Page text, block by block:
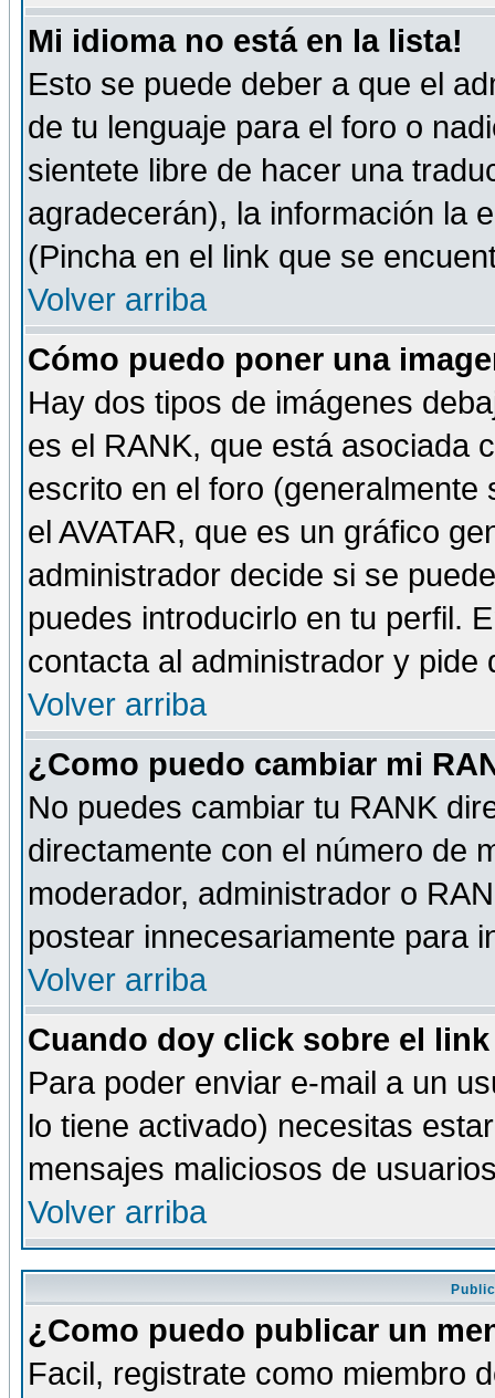
Mi idioma no está en la lista!
Esto se puede deber a que el
de tu lenguaje para el foro o
sientete libre de hacer una
agradecerán), la información la
(Pincha en el link que se
Volver arriba
Cómo puedo poner una
Hay dos tipos de imágenes
es el RANK, que está asociada
escrito en el foro
el AVATAR, que es un gráfico
administrador decide si se
puedes introducirlo en tu perfil.
contacta al administrador y
Volver arriba
¿Como puedo cambiar mi
No puedes cambiar tu RANK
directamente con el número de
moderador, administrador o
postear innecesariamente para
Volver arriba
Cuando doy click sobre el
Para poder enviar e-mail a un
lo tiene activado) necesitas
mensajes maliciosos de
Volver arriba
¿Como puedo publicar un
Facil, registrate como miembro